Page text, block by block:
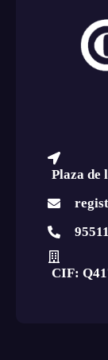
Plaza de
CIF: